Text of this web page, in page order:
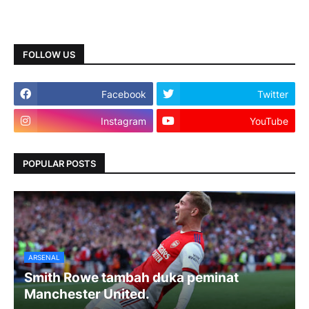
FOLLOW US
Facebook Twitter
Instagram YouTube
POPULAR POSTS
ARSENAL
Smith Rowe tambah duka peminat
Manchester United.